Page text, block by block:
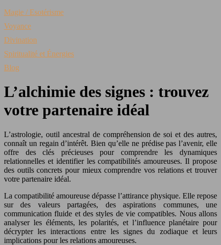
Magie / Esotérisme
Voyance
Divination
Spiritualité et Énergies
Blog
L’alchimie des signes : trouvez
votre partenaire idéal
L’astrologie, outil ancestral de compréhension de soi et des autres,
connaît un regain d’intérêt. Bien qu’elle ne prédise pas l’avenir, elle
offre des clés précieuses pour comprendre les dynamiques
relationnelles et identifier les compatibilités amoureuses. Il propose
des outils concrets pour mieux comprendre vos relations et trouver
votre partenaire idéal.
La compatibilité amoureuse dépasse l’attirance physique. Elle repose
sur des valeurs partagées, des aspirations communes, une
communication fluide et des styles de vie compatibles. Nous allons
analyser les éléments, les polarités, et l’influence planétaire pour
décrypter les interactions entre les signes du zodiaque et leurs
implications pour les relations amoureuses.